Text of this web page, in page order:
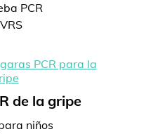
PCR
de la gripe
niños